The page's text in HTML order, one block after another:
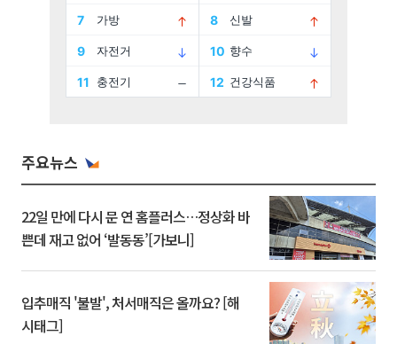
주요뉴스
22일 만에 다시 문 연 홈플러스…정상화 바
쁜데 재고 없어 ‘발동동’[가보니]
입추매직 '불발', 처서매직은 올까요? [해
시태그]